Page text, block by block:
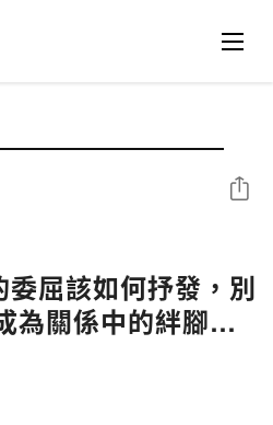
屈該如何抒發，別
為關係中的絆腳
更應該正面的去
分享